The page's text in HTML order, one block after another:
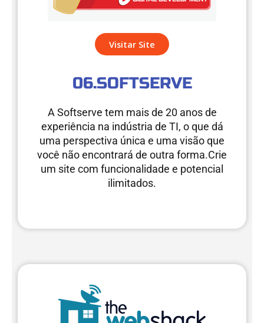
Visitar Site
06.SOFTSERVE
A Softserve tem mais de 20 anos de
experiência na indústria de TI, o que dá
uma perspectiva única e uma visão que
você não encontrará de outra forma.Crie
um site com funcionalidade e potencial
ilimitados.